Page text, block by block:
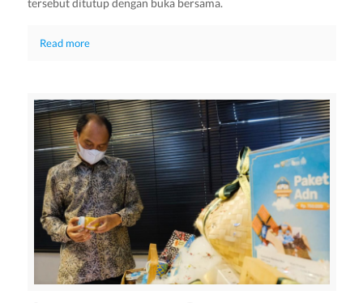
tersebut ditutup dengan buka bersama.
Read more